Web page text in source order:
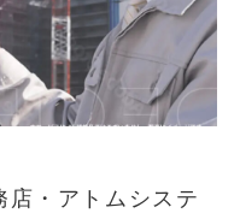
店・アトムシステ